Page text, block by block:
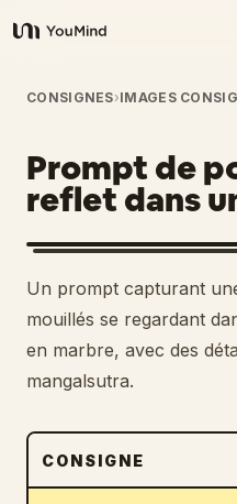
YouMind
Aperçu
Cas d'usage
Compétences
Invites
Tarifs
Télécharger
CONSIGNES›IMAGES
Prompt de
reflet dans
Un prompt capturant
mouillés se regardant
en marbre, avec des
mangalsutra.
CONSIGNE